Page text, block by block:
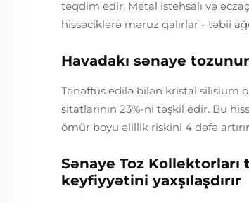
təqdim edir. Metal istehsalı və
hissəciklərə məruz qalırlar - təbii
Havadakı sənaye
Tənəffüs edilə bilən kristal silisium
sitatlarının 23%-ni təşkil edir. Bu
ömür boyu əlillik riskini 4 dəfə
Sənaye Toz
keyfiyyətini yaxşılaşdırır